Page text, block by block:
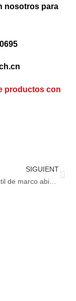
nosotros para
productos con
SIGUIENT
Pantalla táctil de marco abierto: el futuro los dispositivos inteligente